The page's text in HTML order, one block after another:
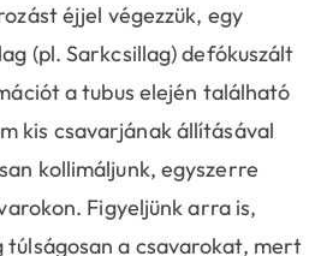
éjjel végezzük, egy
(pl. Sarkcsillag) defókuszált
a tubus elején található
kis csavarjának állításával
kollimáljunk, egyszerre
Figyeljünk arra is,
túlságosan a csavarokat, mert